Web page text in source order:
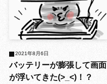
バッテリーが膨張して画面
が浮いてきた(>_<)！？
2021年8月6日